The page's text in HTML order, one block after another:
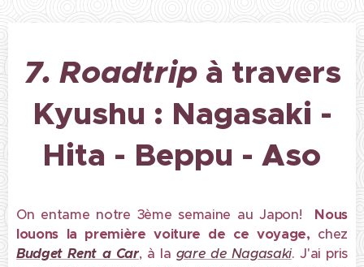
7. Roadtripà travers
Kyushu : Nagasaki -
Hita - Beppu - Aso
On entame notre 3ème semaine au Japon! Nous
louons la première voiture de ce voyage, chez
Budget Rent a Car, à la gare de Nagasaki. J'ai pris